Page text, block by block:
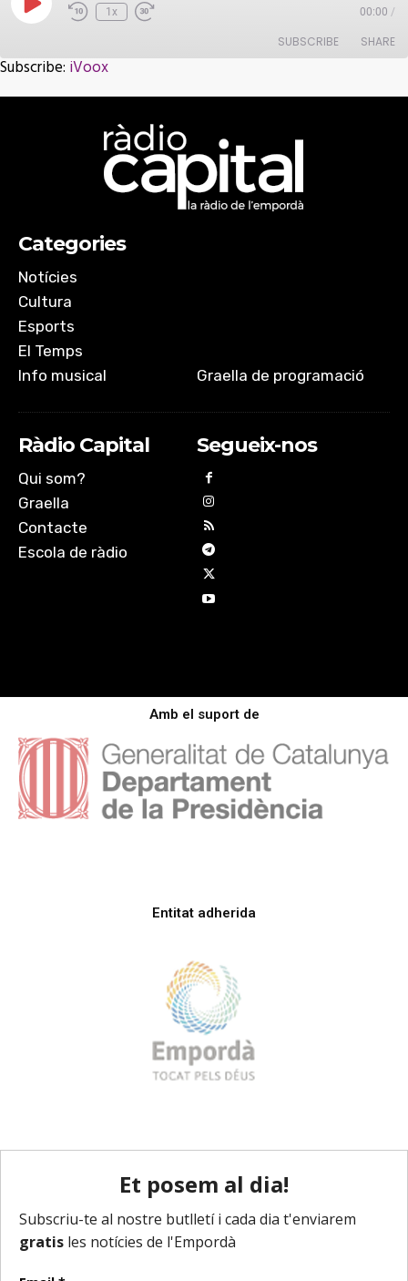
Play
Episode
1x 00:00 /
SUBSCRIBE SHARE
iVoox
SHARE
EMBED
Subscribe: iVoox
Categories
Notícies
Cultura
Esports
El Temps
Info musical
Graella de programació
Ràdio Capital
Qui som?
Graella
Contacte
Escola de ràdio
Segueix-nos
Amb el suport de
Entitat adherida